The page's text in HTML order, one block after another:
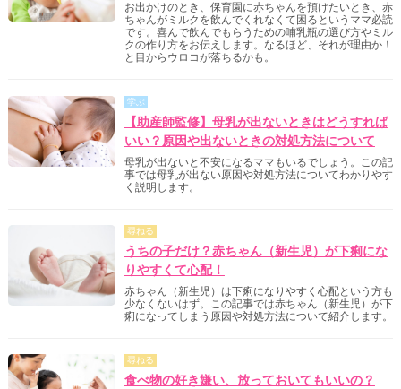
お出かけのとき、保育園に赤ちゃんを預けたいとき、赤
ちゃんがミルクを飲んでくれなくて困るというママ必読
です。喜んで飲んでもらうための哺乳瓶の選び方やミル
クの作り方をお伝えします。なるほど、それが理由か！
と目からウロコが落ちるかも。
学ぶ
【助産師監修】母乳が出ないときはどうすれば
いい？原因や出ないときの対処方法について
母乳が出ないと不安になるママもいるでしょう。この記
事では母乳が出ない原因や対処方法についてわかりやす
く説明します。
尋ねる
うちの子だけ？赤ちゃん（新生児）が下痢にな
りやすくて心配！
赤ちゃん（新生児）は下痢になりやすく心配という方も
少なくないはず。この記事では赤ちゃん（新生児）が下
痢になってしまう原因や対処方法について紹介します。
尋ねる
食べ物の好き嫌い、放っておいてもいいの？